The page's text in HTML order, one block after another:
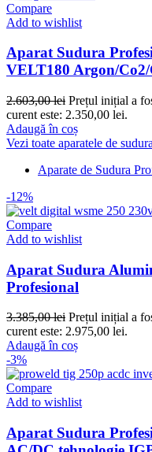
Compare
Add to wishlist
Aparat Sudura
VELT180 Argon/
2.603,00lei Prețul inițial a
curent este: 2.350,00 lei.
Adaugă în coș
Vezi toate aparatele de
Aparate de Sudura
-12%
Compare
Add to wishlist
Aparat Sudura
Profesional
3.385,00lei Prețul inițial a
curent este: 2.975,00 lei.
Adaugă în coș
-3%
Compare
Add to wishlist
Aparat Sudura